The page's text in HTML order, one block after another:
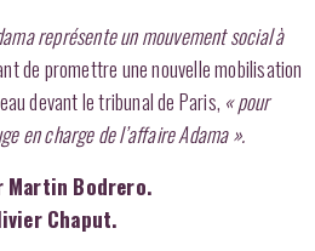
représente un mouvement social à
de promettre une nouvelle mobilisation
devant le tribunal de Paris, « pour
en charge de l’affaire Adama ».
Martin Bodrero.
Chaput.